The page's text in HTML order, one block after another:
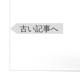
古い記事へ